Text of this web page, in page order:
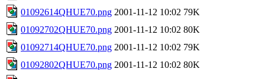
01092614QHUE70.png 2001-11-12 10:02 79K
01092702QHUE70.png 2001-11-12 10:02 80K
01092714QHUE70.png 2001-11-12 10:02 79K
01092802QHUE70.png 2001-11-12 10:02 80K